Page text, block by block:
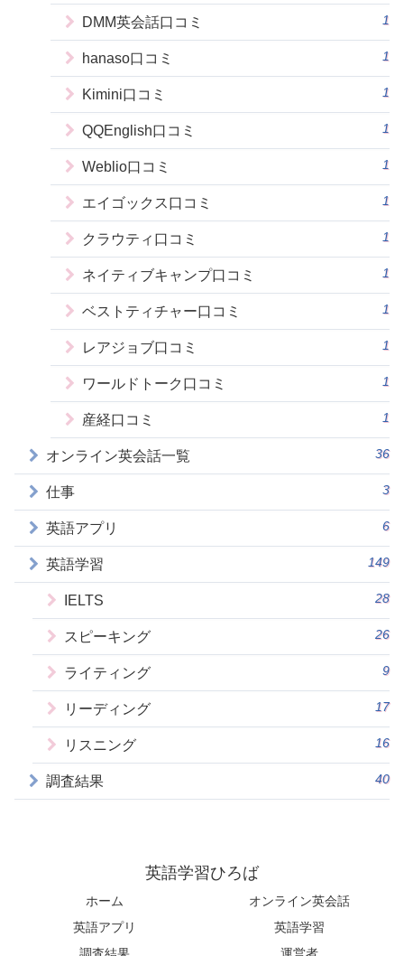
DMM英会話口コミ 1
hanaso口コミ 1
Kimini口コミ 1
QQEnglish口コミ 1
Weblio口コミ 1
エイゴックス口コミ 1
クラウティ口コミ 1
ネイティブキャンプ口コミ 1
ベストティチャー口コミ 1
レアジョブ口コミ 1
ワールドトーク口コミ 1
産経口コミ 1
オンライン英会話一覧 36
仕事 3
英語アプリ 6
英語学習 149
IELTS 28
スピーキング 26
ライティング 9
リーディング 17
リスニング 16
調査結果 40
英語学習ひろば
ホーム
オンライン英会話
英語アプリ
英語学習